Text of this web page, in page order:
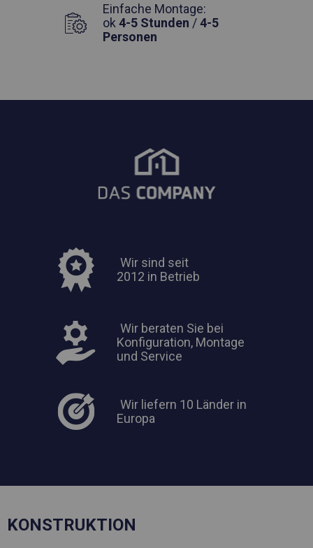
Einfache Montage:
ok 4-5 Stunden /4-5
Personen
Wir sind seit
2012 in Betrieb
Wir beraten Sie bei
Konfiguration, Montage
und Service
Wir liefern 10 Länder in
Europa
KONSTRUKTION